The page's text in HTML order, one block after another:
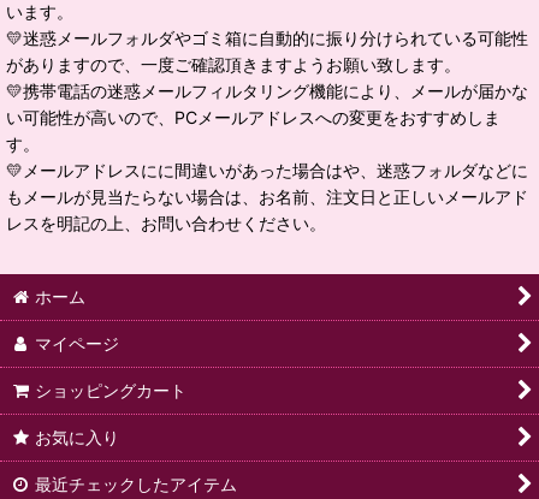
います。
💛迷惑メールフォルダやゴミ箱に自動的に振り分けられている可能性
がありますので、一度ご確認頂きますようお願い致します。
💛携帯電話の迷惑メールフィルタリング機能により、メールが届かな
い可能性が高いので、PCメールアドレスへの変更をおすすめしま
す。
💛メールアドレスにに間違いがあった場合はや、迷惑フォルダなどに
もメールが見当たらない場合は、お名前、注文日と正しいメールアド
レスを明記の上、お問い合わせください。
ホーム
マイページ
ショッピングカート
お気に入り
最近チェックしたアイテム